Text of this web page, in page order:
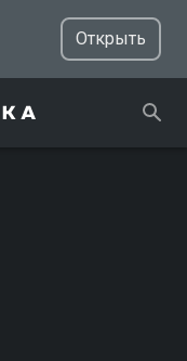
Открыть